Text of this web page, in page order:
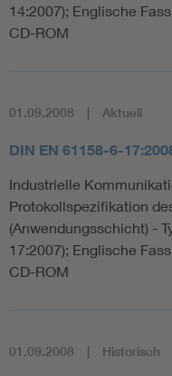
14:2007); Englische
CD-ROM
01.09.2008 Aktuell
DIN EN 61158-6-
Industrielle
Protokollspezifikation
(Anwendungsschicht) -
17:2007); Englische
CD-ROM
01.09.2008 Historisch